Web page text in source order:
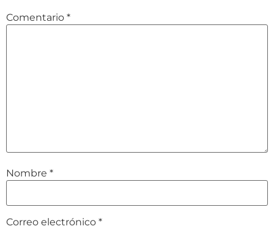
Comentario *
Nombre *
Correo electrónico *